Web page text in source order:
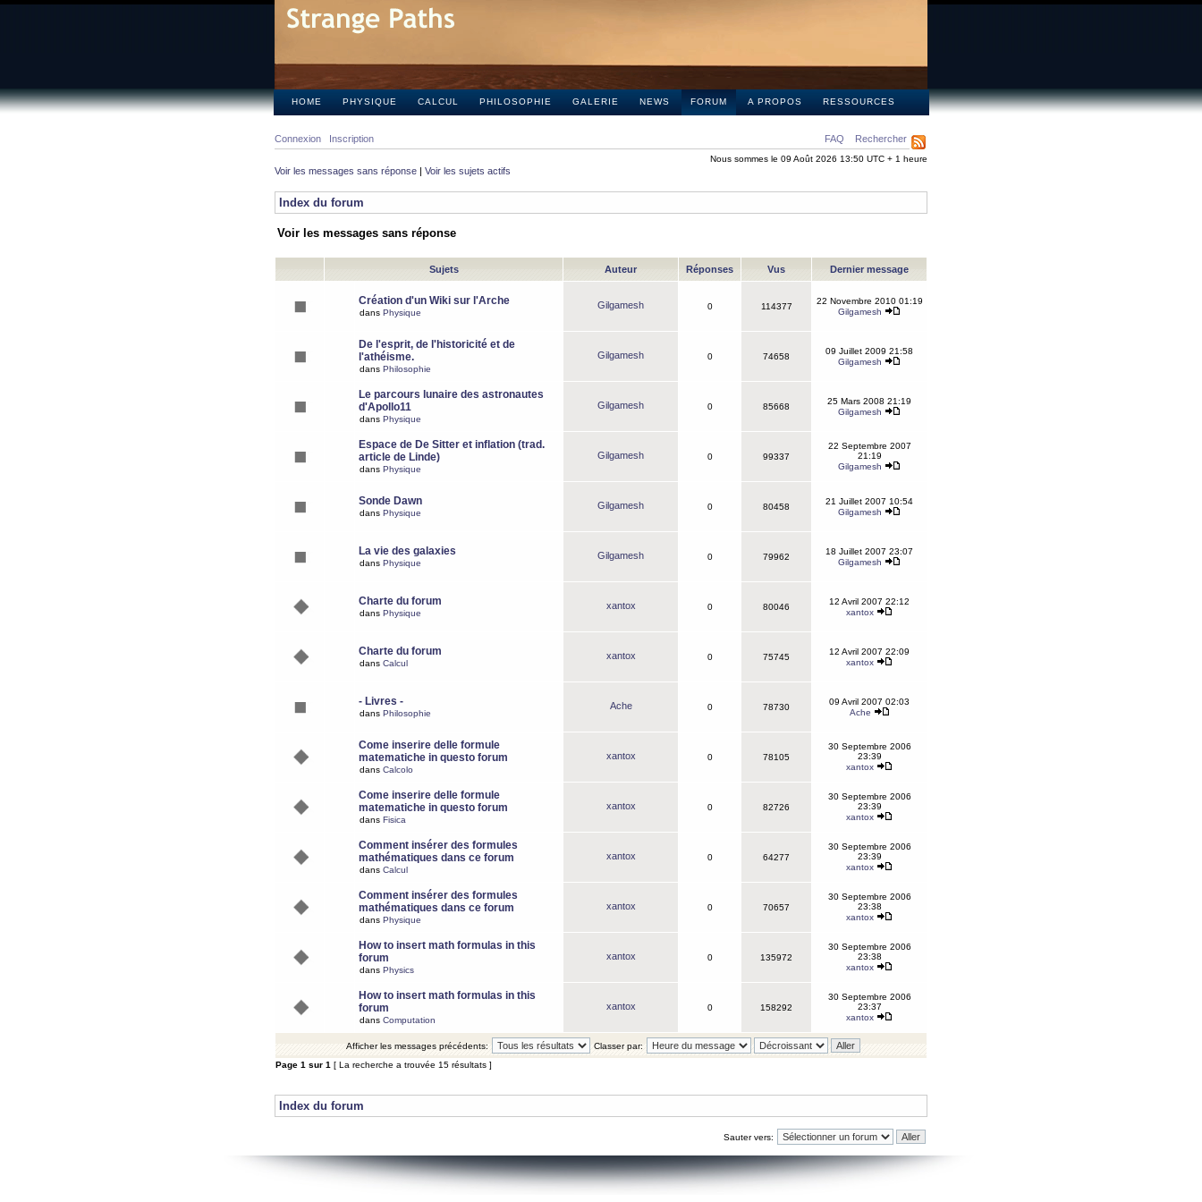
HOME PHYSIQUE CALCUL PHILOSOPHIE GALERIE NEWS FORUM A PROPOS RESSOURCES
FAQ Rechercher
Connexion Inscription
Nous sommes le 09 Août 2026 13:50 UTC + 1 heure
Voir les messages sans réponse | Voir les sujets actifs
Index du forum
Voir les messages sans réponse
Sujets Auteur Réponses Vus Dernier message
Création d'un Wiki sur l'Arche
dans Physique
Gilgamesh 0 114377
22 Novembre 2010 01:19
Gilgamesh
De l'esprit, de l'historicité et de
l'athéisme.
dans Philosophie
Gilgamesh 0 74658
09 Juillet 2009 21:58
Gilgamesh
Le parcours lunaire des astronautes
d'Apollo11
dans Physique
Gilgamesh 0 85668
25 Mars 2008 21:19
Gilgamesh
Espace de De Sitter et inflation (trad.
article de Linde)
dans Physique
Gilgamesh 0 99337
22 Septembre 2007
21:19
Gilgamesh
Sonde Dawn
dans Physique
Gilgamesh 0 80458
21 Juillet 2007 10:54
Gilgamesh
La vie des galaxies
dans Physique
Gilgamesh 0 79962
18 Juillet 2007 23:07
Gilgamesh
Charte du forum
dans Physique
xantox 0 80046
12 Avril 2007 22:12
xantox
Charte du forum
dans Calcul
xantox 0 75745
12 Avril 2007 22:09
xantox
- Livres -
dans Philosophie
Ache 0 78730
09 Avril 2007 02:03
Ache
Come inserire delle formule
matematiche in questo forum
dans Calcolo
xantox 0 78105
30 Septembre 2006
23:39
xantox
Come inserire delle formule
matematiche in questo forum
dans Fisica
xantox 0 82726
30 Septembre 2006
23:39
xantox
Comment insérer des formules
mathématiques dans ce forum
dans Calcul
xantox 0 64277
30 Septembre 2006
23:39
xantox
Comment insérer des formules
mathématiques dans ce forum
dans Physique
xantox 0 70657
30 Septembre 2006
23:38
xantox
How to insert math formulas in this
forum
dans Physics
xantox 0 135972
30 Septembre 2006
23:38
xantox
How to insert math formulas in this
forum
dans Computation
xantox 0 158292
30 Septembre 2006
23:37
xantox
Afficher les messages précédents:
Classer par:
Page 1 sur 1 [ La recherche a trouvée 15 résultats ]
Index du forum
Sauter vers: